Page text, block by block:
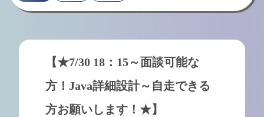
【★7/30 18：15～面談可能な
方！Java詳細設計～自走できる
方お願いします！★】